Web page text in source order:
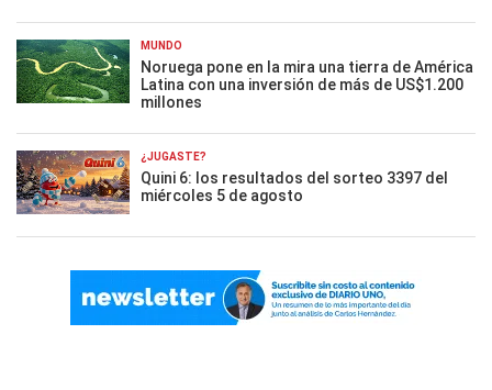
MUNDO
Noruega pone en la mira una tierra de América
Latina con una inversión de más de US$1.200
millones
¿JUGASTE?
Quini 6: los resultados del sorteo 3397 del
miércoles 5 de agosto